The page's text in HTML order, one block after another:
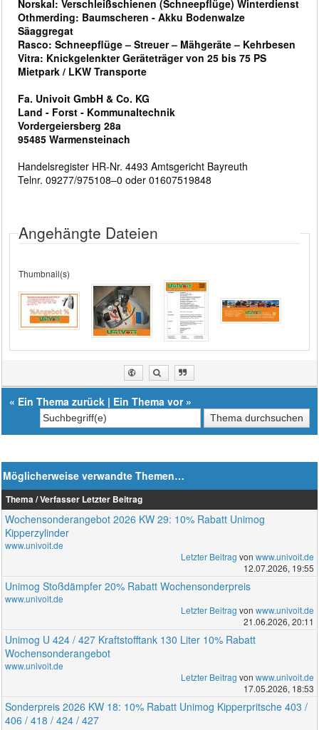
Norskal: Verschleißschienen (Schneepflüge) Winterdienst
Othmerding: Baumscheren - Akku Bodenwalze
Säaggregat
Rasco: Schneepflüge – Streuer – Mähgeräte – Kehrbesen
Vitra: Knickgelenkter Geräteträger von 25 bis 75 PS
Mietpark / LKW Transporte
Fa. Univoit GmbH & Co. KG
Land - Forst - Kommunaltechnik
Vordergeiersberg 28a
95485 Warmensteinach
Handelsregister HR-Nr. 4493 Amtsgericht Bayreuth
Telnr. 09277/975108–0 oder 01607519848
Angehängte Dateien
Thumbnail(s)
« Ein Thema zurück | Ein Thema vor»
Möglicherweise verwandte Themen…
Thema / Verfasser Letzter Beitrag
Wochensonderangebot 2026 KW 29: 10% Rabatt Unimog
Kipperzylinder
www.univoit.de
Letzter Beitrag von www.univoit.de
12.07.2026, 19:55
Unimog Stoßdämpfer 20% Rabatt Wochensonderpreis
www.univoit.de
Letzter Beitrag von www.univoit.de
21.06.2026, 20:11
Unimog U 424 / 427 Kraftstofftank 130 Liter 10% Rabatt
Wochensonderangebot
www.univoit.de
Letzter Beitrag von www.univoit.de
17.05.2026, 18:53
Sonderpreis 2026 KW 18: 10% Rabatt Unimog Kipperpritsche 403 /
406 / 418 / 424 / 427